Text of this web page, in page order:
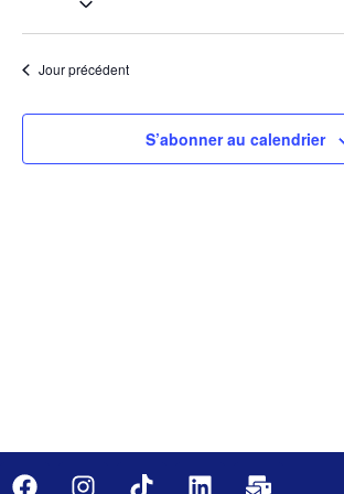
date.
Jour précédent
S’abonner au calendrier